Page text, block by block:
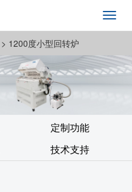
> 1200度小型回转炉
定制功能
技术支持